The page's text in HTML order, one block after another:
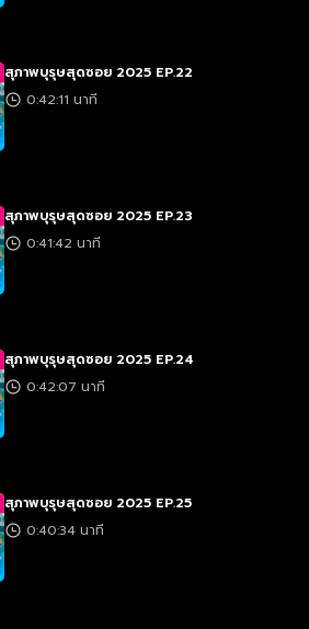
สุภาพบุรุษสุดซอย 2025 EP.22
0:42:11 นาที
สุภาพบุรุษสุดซอย 2025 EP.23
0:41:42 นาที
สุภาพบุรุษสุดซอย 2025 EP.24
0:42:07 นาที
สุภาพบุรุษสุดซอย 2025 EP.25
0:40:34 นาที